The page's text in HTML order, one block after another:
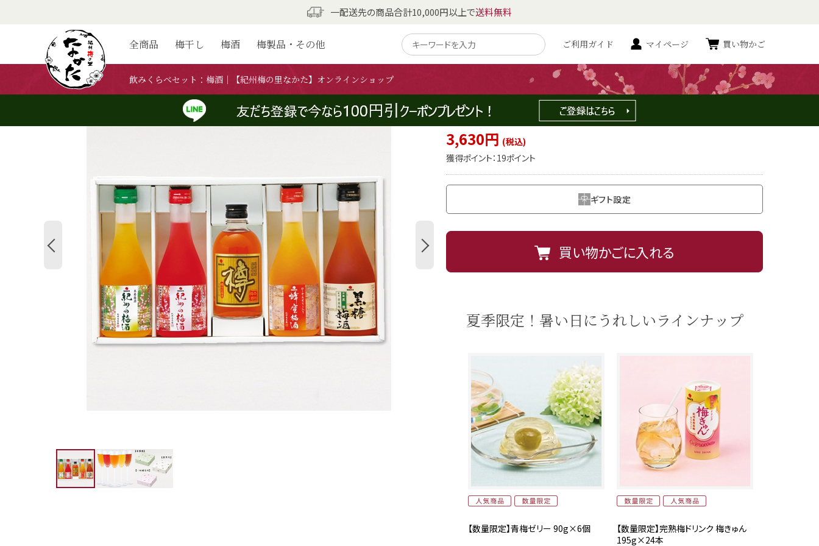
飲みくらべセット：梅酒｜【紀州梅の里なかた】オンラインショップ
一配送先の商品合計10,000円以上で送料無料
全商品 梅干し 梅酒 梅製品・その他 ご利用ガイド マイページ 買い物かご
>ご家庭用の商品一覧
ホーム >ご贈答用の商品一覧 >飲みくらべセット
ホーム
>弔事ギフト用の商品一覧 飲みくらべセット
完熟した南高梅使用、人気梅酒５種の詰合せ
飲みくらべセット
3,630円
獲得ポイント： 19ポイント
ギフト設定
買い物かごに入れる
夏季限定！暑い日にうれしいラインナップ
【数量限定】青梅ゼリー 90g×6個
【数量限定】完熟梅ドリンク 梅きゅん
195g×24本